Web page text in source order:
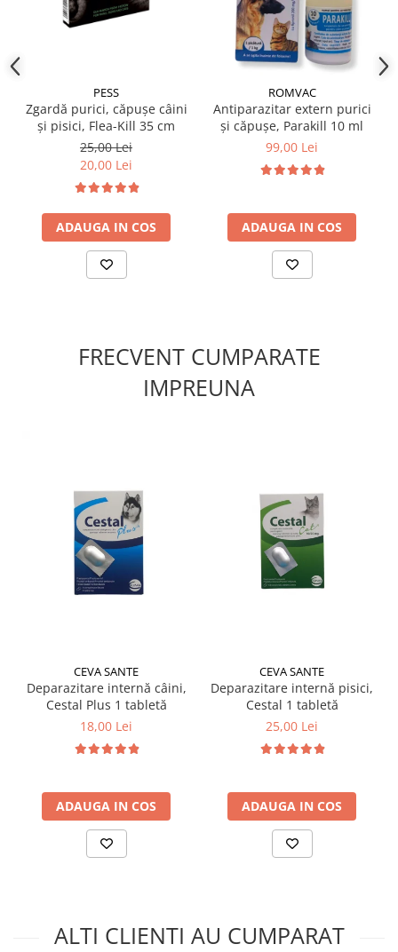
pentru uz extern. A nu se păstra la temperaturi peste
25°C. A nu se lăsa la îndemâna copiilor.
cutie x 3 pipete.
PESS
Zgardă purici, căpușe câini
și pisici, Flea-Kill 35 cm
25,00 Lei
20,00 Lei
ADAUGA IN COS
ROMVAC
Antiparazitar extern purici
și căpușe, Parakill 10 ml
99,00 Lei
ADAUGA IN COS
FRECVENT CUMPARATE
IMPREUNA
CEVA SANTE
Deparazitare internă câini,
Cestal Plus 1 tabletă
18,00 Lei
ADAUGA IN COS
CEVA SANTE
Deparazitare internă pisici,
Cestal 1 tabletă
25,00 Lei
ADAUGA IN COS
ALTI CLIENTI AU CUMPARAT